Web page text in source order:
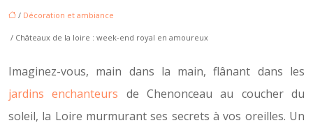
/ Décoration et ambiance
/ Châteaux de la loire : week-end royal en amoureux
Imaginez-vous, main dans la main, flânant dans les
jardins enchanteurs de Chenonceau au coucher du
soleil, la Loire murmurant ses secrets à vos oreilles. Un